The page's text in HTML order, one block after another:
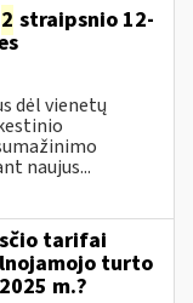
2 straipsnio 12-
dėl vienetų
naujus...
tarifai
turto
m.?